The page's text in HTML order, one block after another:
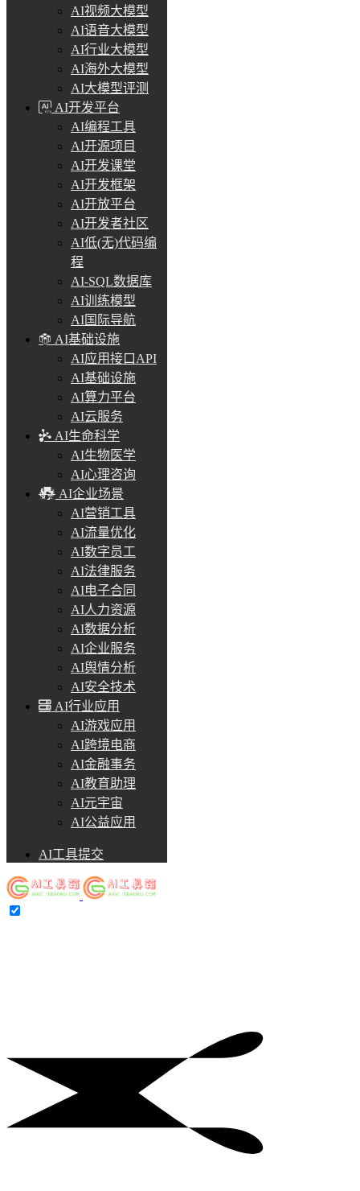
AI视频大模型
AI语音大模型
AI行业大模型
AI海外大模型
AI大模型评测
AI开发平台
AI编程工具
AI开源项目
AI开发课堂
AI开发框架
AI开放平台
AI开发者社区
AI低(无)代码编
程
AI-SQL数据库
AI训练模型
AI国际导航
AI基础设施
AI应用接口API
AI基础设施
AI算力平台
AI云服务
AI生命科学
AI生物医学
AI心理咨询
AI企业场景
AI营销工具
AI流量优化
AI数字员工
AI法律服务
AI电子合同
AI人力资源
AI数据分析
AI企业服务
AI舆情分析
AI安全技术
AI行业应用
AI游戏应用
AI跨境电商
AI金融事务
AI教育助理
AI元宇宙
AI公益应用
AI工具提交